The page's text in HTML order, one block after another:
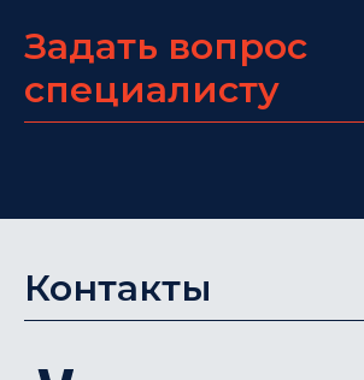
Задать вопрос
специалисту
Контакты